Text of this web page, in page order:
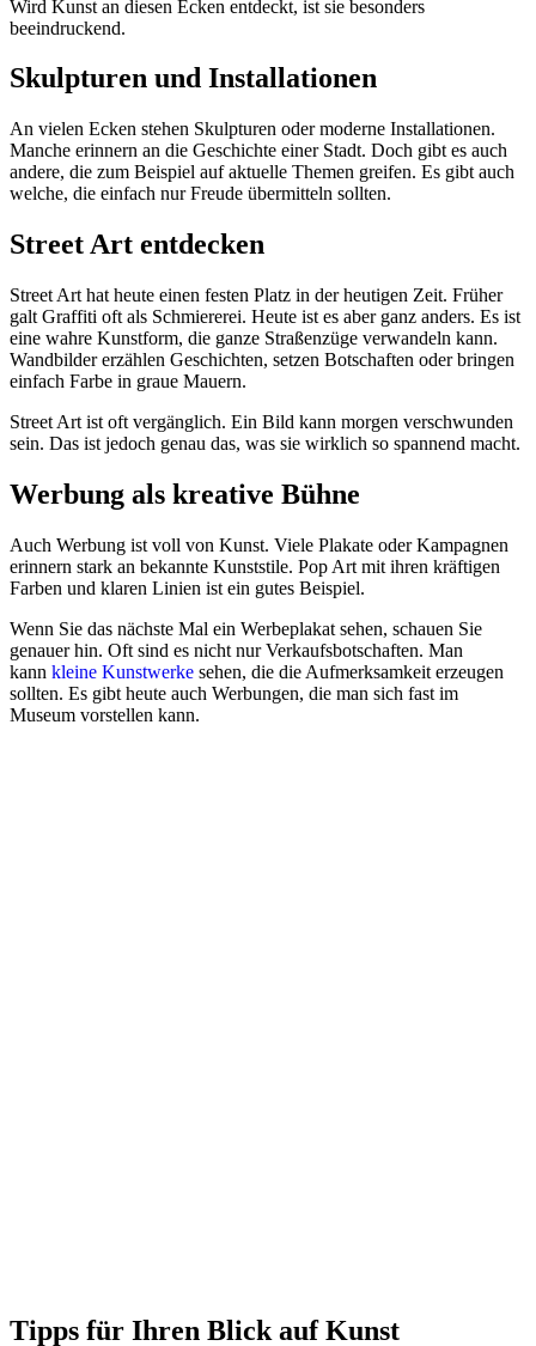
Wird Kunst an diesen Ecken entdeckt, ist sie besonders
beeindruckend.
Skulpturen und Installationen
An vielen Ecken stehen Skulpturen oder moderne Installationen.
Manche erinnern an die Geschichte einer Stadt. Doch gibt es auch
andere, die zum Beispiel auf aktuelle Themen greifen. Es gibt auch
welche, die einfach nur Freude übermitteln sollten.
Street Art entdecken
Street Art hat heute einen festen Platz in der heutigen Zeit. Früher
galt Graffiti oft als Schmiererei. Heute ist es aber ganz anders. Es ist
eine wahre Kunstform, die ganze Straßenzüge verwandeln kann.
Wandbilder erzählen Geschichten, setzen Botschaften oder bringen
einfach Farbe in graue Mauern.
Street Art ist oft vergänglich. Ein Bild kann morgen verschwunden
sein. Das ist jedoch genau das, was sie wirklich so spannend macht.
Werbung als kreative Bühne
Auch Werbung ist voll von Kunst. Viele Plakate oder Kampagnen
erinnern stark an bekannte Kunststile. Pop Art mit ihren kräftigen
Farben und klaren Linien ist ein gutes Beispiel.
Wenn Sie das nächste Mal ein Werbeplakat sehen, schauen Sie
genauer hin. Oft sind es nicht nur Verkaufsbotschaften. Man
kann kleine Kunstwerke sehen, die die Aufmerksamkeit erzeugen
sollten. Es gibt heute auch Werbungen, die man sich fast im
Museum vorstellen kann.
Tipps für Ihren Blick auf Kunst